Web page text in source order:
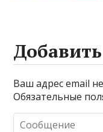
Ваш адрес email
Обязательные